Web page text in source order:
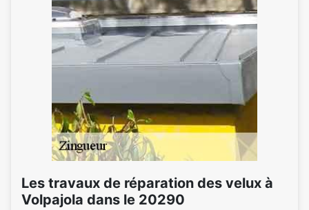
Les travaux de réparation des velux à
Volpajola dans le 20290